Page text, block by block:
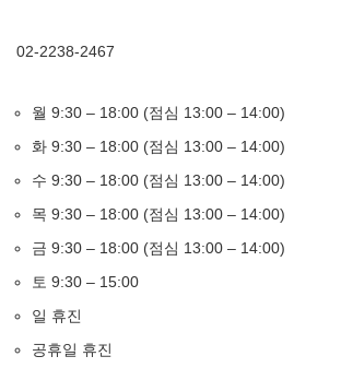
02-2238-2467
월 9:30 – 18:00 (점심 13:00 – 14:00)
화 9:30 – 18:00 (점심 13:00 – 14:00)
수 9:30 – 18:00 (점심 13:00 – 14:00)
목 9:30 – 18:00 (점심 13:00 – 14:00)
금 9:30 – 18:00 (점심 13:00 – 14:00)
토 9:30 – 15:00
일 휴진
공휴일 휴진